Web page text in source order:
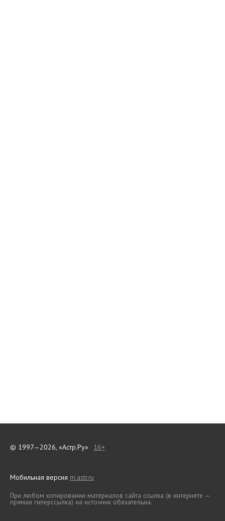
© 1997—2026, «Астр.Ру» 16+
Мобильная версия m.astr.ru
При любом копировании материалов сайта ссылка (в интернете —
прямая гиперссылка) на источник обязательна.